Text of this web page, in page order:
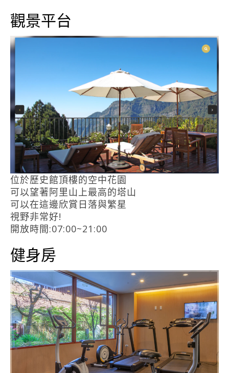
觀景平台
位於歷史館頂樓的空中花園
可以望著阿里山上最高的塔山
可以在這邊欣賞日落與繁星
視野非常好!
開放時間:07:00~21:00
健身房